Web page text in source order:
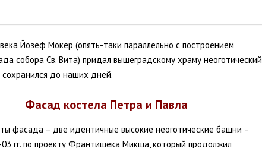
Йозеф Мокер (опять-таки параллельно с построением
собора Св. Вита) придал вышеградскому храму неоготический
сохранился до наших дней.
Фасад костела Петра и Павла
фасада – две идентичные высокие неоготические башни –
03 гг. по проекту Франтишека Микша, который продолжил